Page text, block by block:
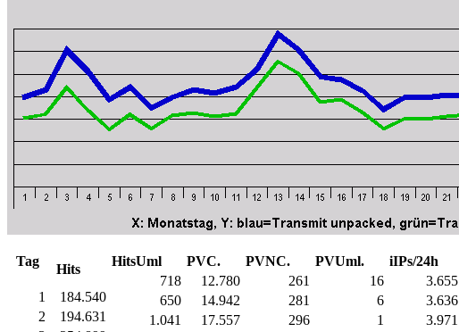
Tag
Hits
1
184.540
2
194.631
HitsUml
718
650
1.041
PVC.
12.780
14.942
17.557
PVNC.
261
281
296
PVUml.
16
6
1
iIPs/24h
3.655
3.636
3.971